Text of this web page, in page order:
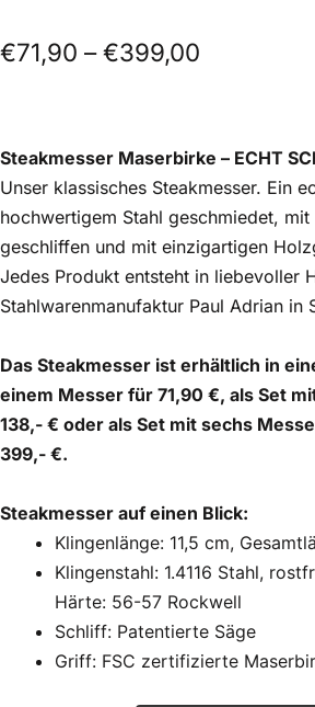
€71,90 –€399,00
Steakmesser Maserbirke – ECHT
Unser klassisches Steakmesser. Ein
hochwertigem Stahl geschmiedet,
geschliffen und mit einzigartigen
Jedes Produkt entsteht in liebevoller
Stahlwarenmanufaktur Paul Adrian in
Das Steakmesser ist erhältlich in
einem Messer für 71,90 €, als Set
138,- € oder als Set mit sechs
399,- €.
Steakmesser auf einen Blick:
Klingenlänge: 11,5 cm,
Klingenstahl: 1.4116 Stahl,
Härte: 56-57 Rockwell
Schliff: Patentierte Säge
Griff: FSC zertifizierte